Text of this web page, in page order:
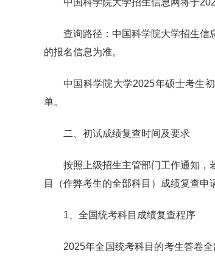
中国科学院大学招生信息网将于
查询路径：中国科学院大学招生信
的报名信息为准。
中国科学院大学2025年硕士考生
单。
二、初试成绩复查时间及要求
按照上级招生主管部门工作通知，
目（作弊考生的全部科目）成绩复查
1、全国统考科目成绩复查程序
2025年全国统考科目的考生答卷